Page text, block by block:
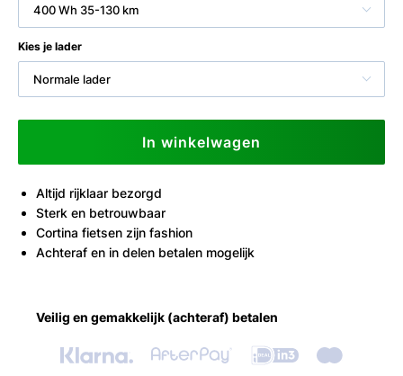
400 Wh 35-130 km
Kies je lader
Normale lader
In winkelwagen
Altijd rijklaar bezorgd
Sterk en betrouwbaar
Cortina fietsen zijn fashion
Achteraf en in delen betalen mogelijk
Veilig en gemakkelijk (achteraf) betalen